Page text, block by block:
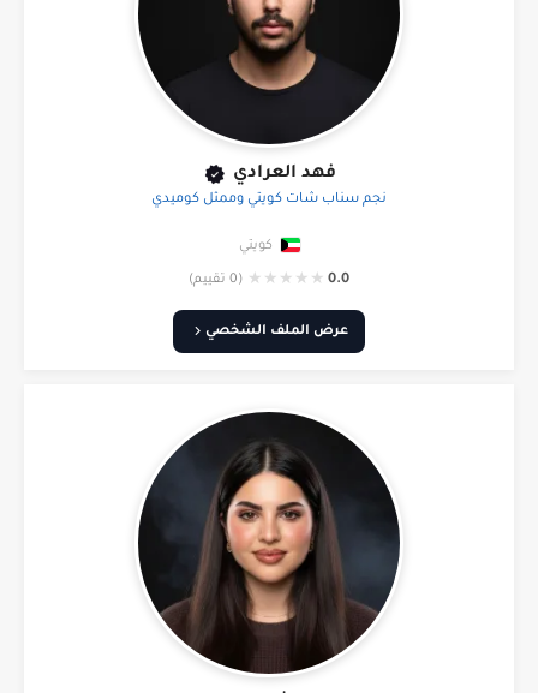
فهد العرادي
نجم سناب شات كويتي وممثل كوميدي
كويتي
0.0
★
★
★
★
★ (0 تقييم)
عرض الملف الشخصي